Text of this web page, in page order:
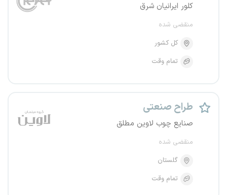
کلور ایرانیان شرق
منقضی شده
کل کشور
تمام وقت
طراح صنعتی
صنایع چوب لاوین مطلق
منقضی شده
گلستان
تمام وقت